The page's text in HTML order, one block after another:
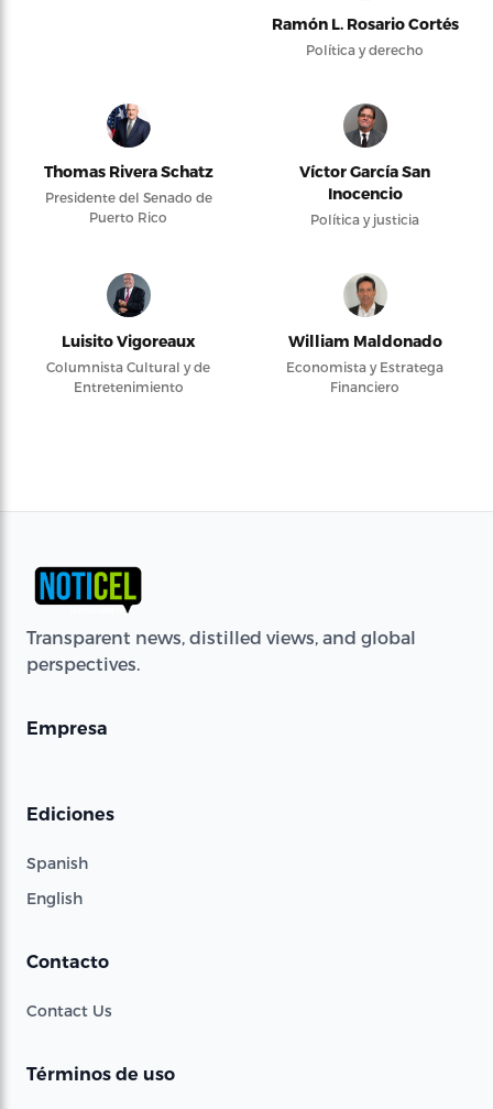
Ramón L. Rosario Cortés
Política y derecho
Thomas Rivera Schatz
Presidente del Senado de
Puerto Rico
Víctor García San
Inocencio
Política y justicia
Luisito Vigoreaux
Columnista Cultural y de
Entretenimiento
William Maldonado
Economista y Estratega
Financiero
Transparent news, distilled views, and global
perspectives.
Empresa
Ediciones
Spanish
English
Contacto
Contact Us
Términos de uso